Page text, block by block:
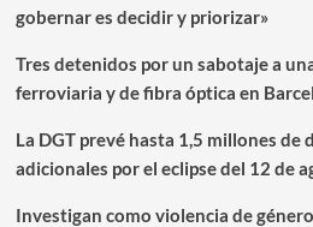
gobernar es decidir y priorizar»
Tres detenidos por un sabotaje a
ferroviaria y de fibra óptica en
La DGT prevé hasta 1,5 millones de
adicionales por el eclipse del 12 de
Investigan como violencia de